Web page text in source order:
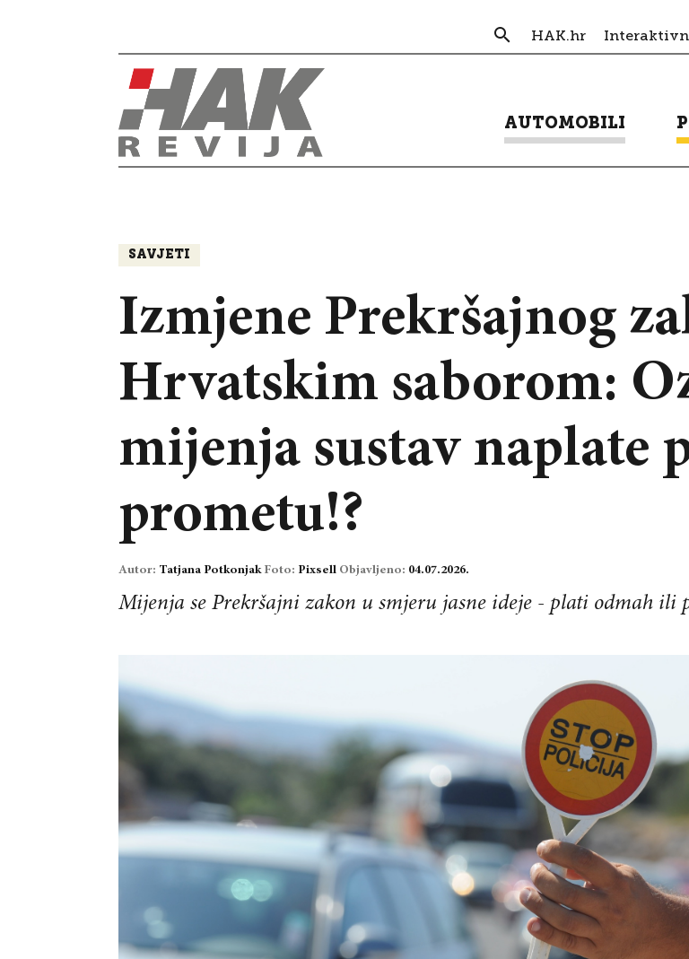
HAK.hr
AUTOMOBILI
SAVJETI
Izmjene Prekršajnog
Hrvatskim saborom:
mijenja sustav naplate
prometu!?
Autor: Tatjana Potkonjak Foto: Pixsell Objavljeno: 04.07.2026.
Mijenja se Prekršajni zakon u smjeru jasne ideje - plati odmah ili